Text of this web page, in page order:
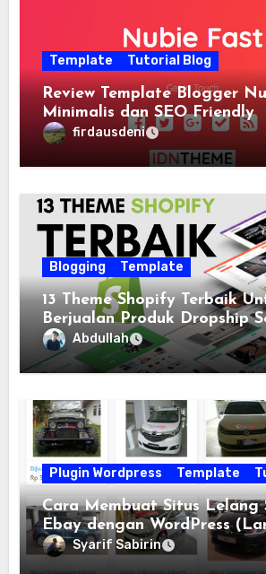
Template Tutorial Blog
Review Template Blogger
Minimalis dan SEO Friendly
firdausdeni
Blogging Template
13 Theme Shopify Terbaik Untuk
Berjualan Produk Dropship
OnlineAbdullah
Plugin Wordpress Template
Cara Membuat Situs Lelang
Ebay dengan WordPress
langkah)
Syarif Sabirin